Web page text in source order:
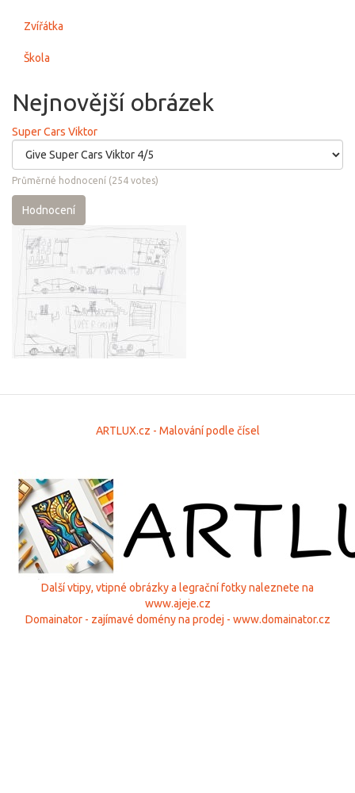
Zvířátka
Škola
Nejnovější obrázek
Super Cars Viktor
Průměrné hodnocení (254 votes)
Hodnocení
ARTLUX.cz - Malování podle čísel
Další vtipy, vtipné obrázky a legrační fotky naleznete na
www.ajeje.cz
Domainator - zajímavé domény na prodej - www.domainator.cz